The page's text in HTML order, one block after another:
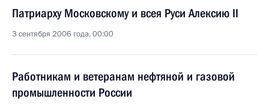
Патриарху Московскому и всея Руси Алексию II
3 сентября 2006 года, 00:00
Работникам и ветеранам нефтяной и газовой
промышленности России